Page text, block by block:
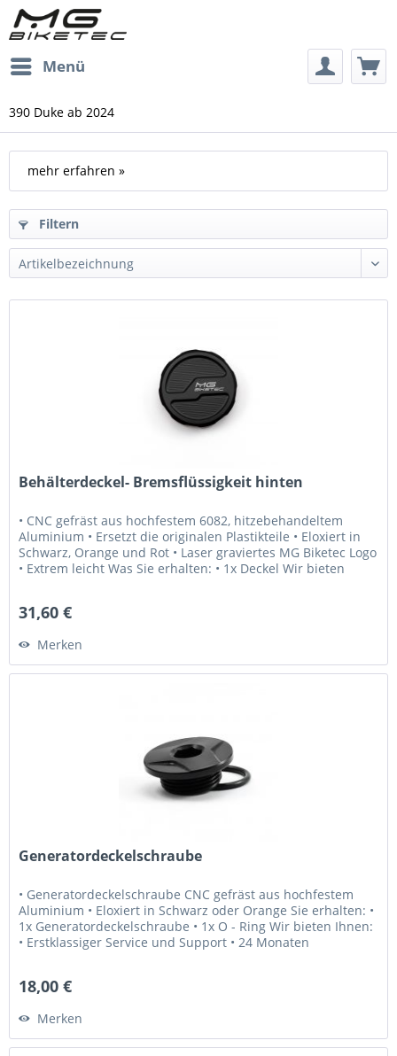
Menü
390 Duke ab 2024
mehr erfahren »
Filtern
Behälterdeckel- Bremsflüssigkeit hinten
• CNC gefräst aus hochfestem 6082, hitzebehandeltem
Aluminium • Ersetzt die originalen Plastikteile • Eloxiert in
Schwarz, Orange und Rot • Laser graviertes MG Biketec Logo
• Extrem leicht Was Sie erhalten: • 1x Deckel Wir bieten
31,60 €
Merken
Generatordeckelschraube
• Generatordeckelschraube CNC gefräst aus hochfestem
Aluminium • Eloxiert in Schwarz oder Orange Sie erhalten: •
1x Generatordeckelschraube • 1x O - Ring Wir bieten Ihnen:
• Erstklassiger Service und Support • 24 Monaten
18,00 €
Merken